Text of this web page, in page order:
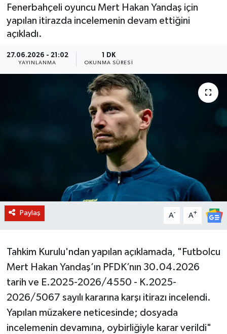
Fenerbahçeli oyuncu Mert Hakan Yandaş için
yapılan itirazda incelemenin devam ettiğini
açıkladı.
27.06.2026 - 21:02
YAYINLANMA
1 DK
OKUNMA SÜRESI
Paylaş A- A+
Tahkim Kurulu'ndan yapılan açıklamada, "Futbolcu
Mert Hakan Yandaş’ın PFDK’nın 30.04.2026
tarih ve E.2025-2026/4550 - K.2025-
2026/5067 sayılı kararına karşı itirazı incelendi.
Yapılan müzakere neticesinde; dosyada
incelemenin devamına, oybirliğiyle karar verildi"
KÜLTÜR SANAT
SAĞLIK
BİLİM VE TEKNOLOJİ
Haber Arşivi